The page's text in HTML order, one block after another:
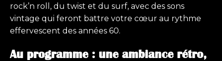
Téléphone
Message (Nécessaire)
rock’n roll, du twist et du surf, avec des sons
vintage qui feront battre votre cœur au rythme
effervescent des années 60.
Au programme : une ambiance rétro,